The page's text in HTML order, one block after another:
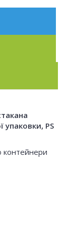
PS
контейнери